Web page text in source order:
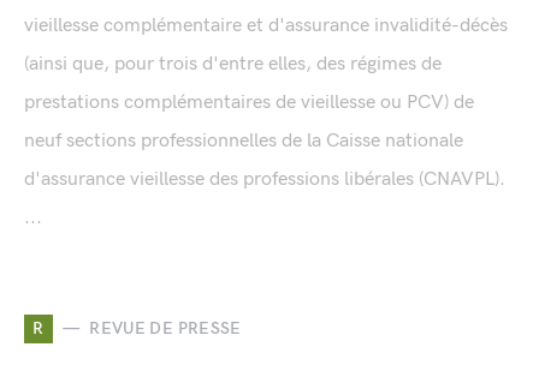
vieillesse complémentaire et d'assurance invalidité-décès
(ainsi que, pour trois d'entre elles, des régimes de
prestations complémentaires de vieillesse ou PCV) de
neuf sections professionnelles de la Caisse nationale
d'assurance vieillesse des professions libérales (CNAVPL).
...
R REVUE DE PRESSE